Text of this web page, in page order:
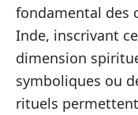
fondamental des
Inde, inscrivant
dimension
symboliques ou
rituels